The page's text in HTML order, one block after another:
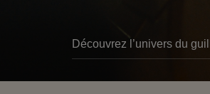
Découvrez l’univers du